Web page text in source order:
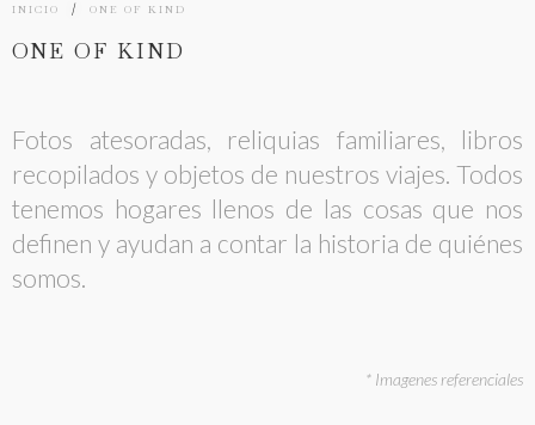
INICIO / ONE OF KIND
ONE OF KIND
Fotos atesoradas, reliquias familiares, libros
recopilados y objetos de nuestros viajes. Todos
tenemos hogares llenos de las cosas que nos
definen y ayudan a contar la historia de quiénes
somos.
* Imagenes referenciales